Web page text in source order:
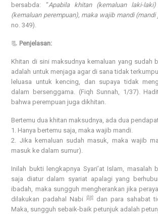
bersabda: “Apabila khitan (kemaluan laki-
(kemaluan perempuan), maka wajib mandi (mandi
no. 349).
📃 Penjelasan:
Khitan di sini maksudnya kemaluan yang sudah
adalah untuk menjaga agar di sana tidak
leluasa untuk kencing, dan supaya tidak
dalam bersenggama. (Fiqh Sunnah, 1/37).
bahwa perempuan juga dikhitan.
Bertemu dua khitan maksudnya, ada dua
1. Hanya bertemu saja, maka wajib mandi.
2. Jika kemaluan sudah masuk, maka wajib
masuk ke dalam sumur).
Inilah bukti lengkapnya Syari’at Islam, masalah
saja diatur dalam syariat apalagi yang
ibadah, maka sungguh mengherankan jika
dilakukan padahal Nabi ﷺ dan para sahabat tidak melakukannya.